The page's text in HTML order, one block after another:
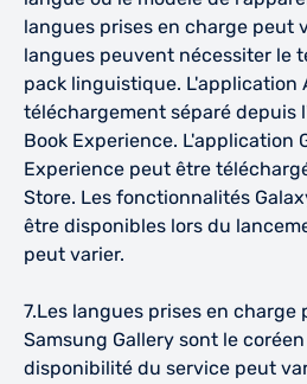
langues prises en charge peut
langues peuvent nécessiter le
pack linguistique. L'application
téléchargement séparé depuis
Book Experience. L'application
Experience peut être
Store. Les fonctionnalités
être disponibles lors du
peut varier.
7.Les langues prises en charge
Samsung Gallery sont le
disponibilité du service peut